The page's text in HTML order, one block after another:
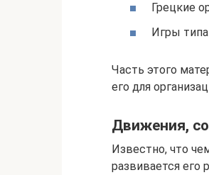
Грецкие
Игры
Часть этого
его для
Движения,
Известно, что
развивается